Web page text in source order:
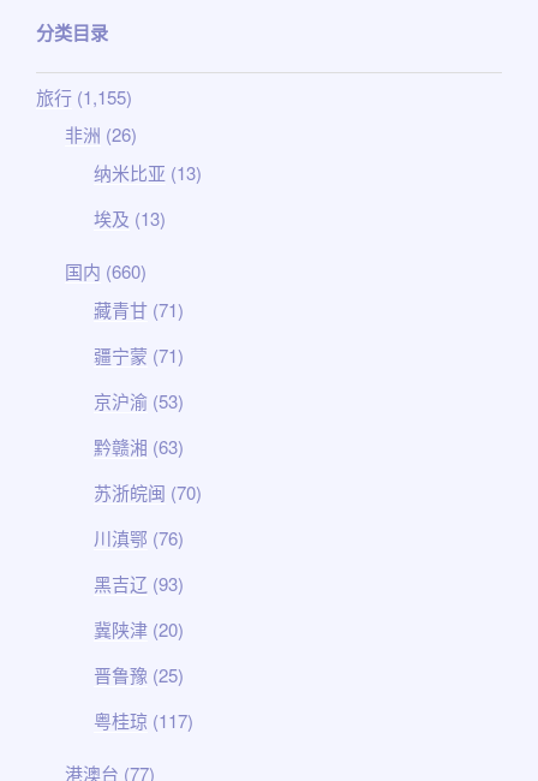
分类目录
旅行 (1,155)
非洲 (26)
纳米比亚 (13)
埃及 (13)
国内 (660)
藏青甘 (71)
疆宁蒙 (71)
京沪渝 (53)
黔赣湘 (63)
苏浙皖闽 (70)
川滇鄂 (76)
黑吉辽 (93)
冀陕津 (20)
晋鲁豫 (25)
粤桂琼 (117)
港澳台 (77)